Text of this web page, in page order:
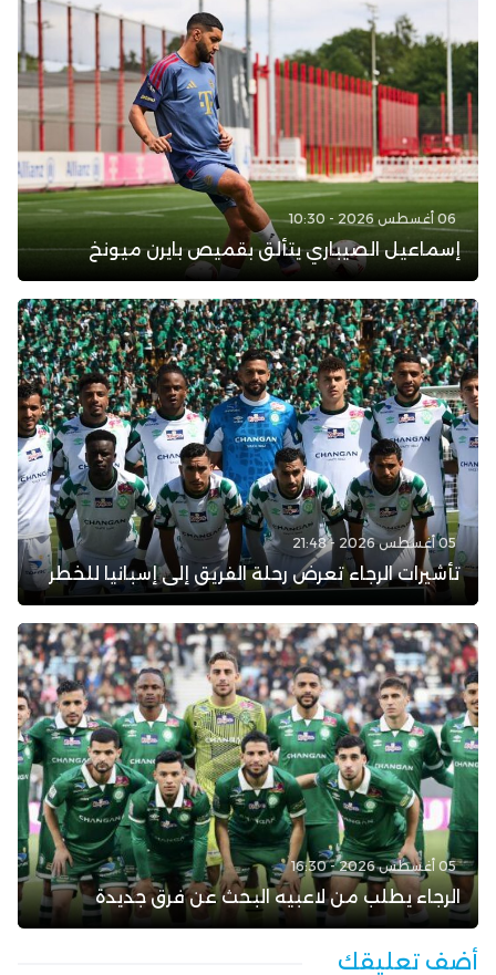
06 أغسطس 2026 - 10:30
إسماعيل الصيباري يتألق بقميص بايرن ميونخ
05 أغسطس 2026 - 21:48
تأشيرات الرجاء تعرض رحلة الفريق إلى إسبانيا للخطر
05 أغسطس 2026 - 16:30
الرجاء يطلب من لاعبيه البحث عن فرق جديدة
أضف تعليقك